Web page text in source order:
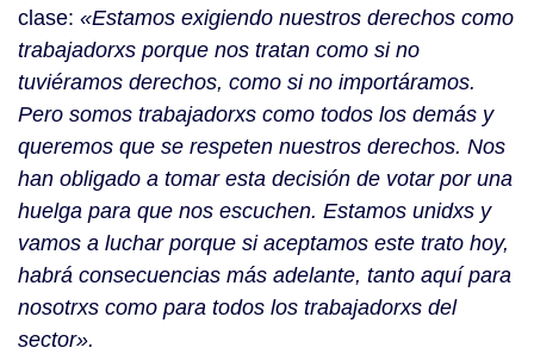
clase: «Estamos exigiendo nuestros derechos como
trabajadorxs porque nos tratan como si no
tuviéramos derechos, como si no importáramos.
Pero somos trabajadorxs como todos los demás y
queremos que se respeten nuestros derechos. Nos
han obligado a tomar esta decisión de votar por una
huelga para que nos escuchen. Estamos unidxs y
vamos a luchar porque si aceptamos este trato hoy,
habrá consecuencias más adelante, tanto aquí para
nosotrxs como para todos los trabajadorxs del
sector».